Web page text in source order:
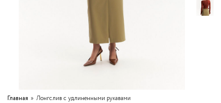
Главная Лонгслив с удлиненными рукавами